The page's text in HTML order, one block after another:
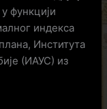
функцији
индекса
Института
(ИАУС) из